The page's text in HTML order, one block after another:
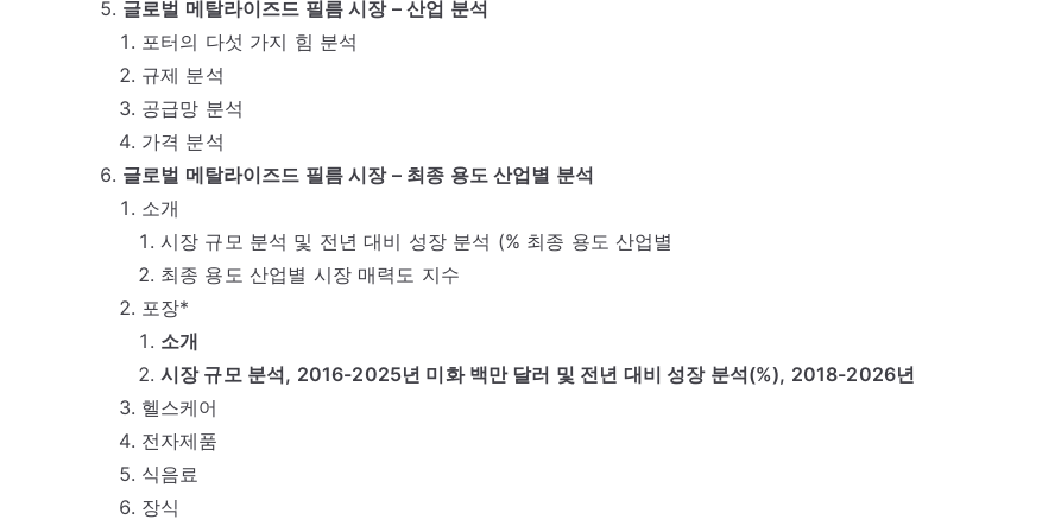
글로벌 메탈라이즈드 필름 시장 – 산업 분석
포터의 다섯 가지 힘 분석
규제 분석
공급망 분석
가격 분석
글로벌 메탈라이즈드 필름 시장 – 최종 용도 산업별 분석
소개
시장 규모 분석 및 전년 대비 성장 분석 (% 최종 용도 산업별
최종 용도 산업별 시장 매력도 지수
포장*
소개
시장 규모 분석, 2016-2025년 미화 백만 달러 및 전년 대비 성장 분석(%), 2018-2026년
헬스케어
전자제품
식음료
장식